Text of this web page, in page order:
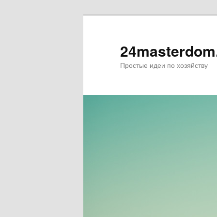
Простые идеи по хозяйству